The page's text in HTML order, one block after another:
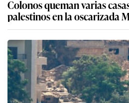
Colonos queman varias
palestinos en la oscarizada